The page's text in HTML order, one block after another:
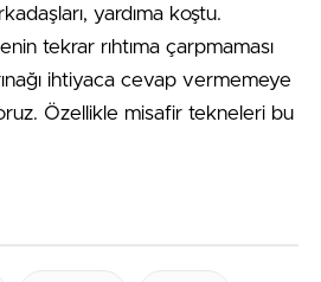
yardıma koştu.
tekrar rıhtıma çarpmaması
ihtiyaca cevap vermemeye
Özellikle misafir tekneleri bu